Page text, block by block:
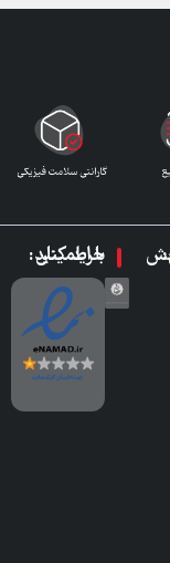
با اطمینان خرید کنید: